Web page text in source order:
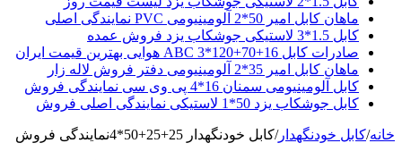
ماهان کابل امیر 50*2 آلومینیومی PVC نمایندگی اصلی
کابل 1.5*3 لاستیکی جوشکاب یزد فروش عمده
صادرات کابل 16+70+120*3 ABC هوایی بهترین قیمت ایران
ماهان کابل امیر 35*2 آلومینیومی دفتر فروش لاله زار
کابل آلومینیومی سمنان 16*4 پی وی سی نمایندگی فروش
کابل جوشکاب یزد 50*1 لاستیکی نمایندگی اصلی فروش
خانه/کابل خودنگهدار/کابل خودنگهدار 25+25+50*4نمایندگی فروش